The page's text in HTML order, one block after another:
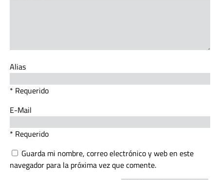
Alias
* Requerido
E-Mail
* Requerido
Guarda mi nombre, correo electrónico y web en este
navegador para la próxima vez que comente.